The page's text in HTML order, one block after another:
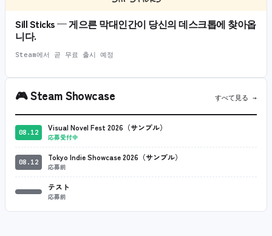
Sill Sticks — 게으른 막대인간이 당신의 데스크톱에 찾아옵
니다.
Steam에서 곧 무료 출시 예정
🎮Steam Showcase すべて見る →
08.12 Visual Novel Fest 2026（サンプル）
応募受付中
08.12 Tokyo Indie Showcase 2026（サンプル）
応募前
テスト
応募前